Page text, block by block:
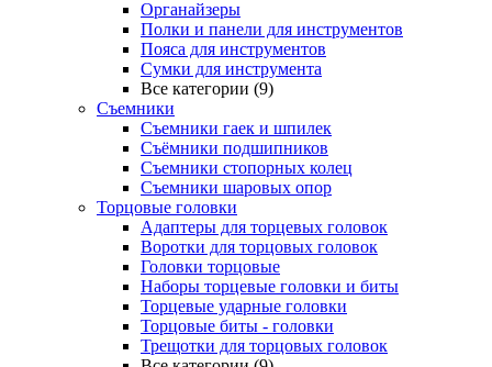
Органайзеры
Полки и панели для инструментов
Пояса для инструментов
Сумки для инструмента
Все категории (9)
Съемники
Съемники гаек и шпилек
Съёмники подшипников
Съемники стопорных колец
Съемники шаровых опор
Торцовые головки
Адаптеры для торцевых головок
Воротки для торцовых головок
Головки торцовые
Наборы торцевые головки и биты
Торцевые ударные головки
Торцовые биты - головки
Трещотки для торцовых головок